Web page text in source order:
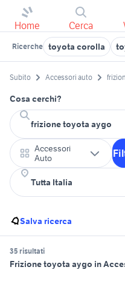
Home Cerca
Ricerche toyota corolla
Subito Accessori auto
Cosa cerchi?
Accessori
Auto
Salva ricerca
35 risultati
Frizione toyota aygo in